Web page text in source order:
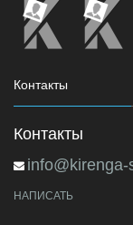
Контакты
Контакты
info@kirenga-
НАПИСАТЬ